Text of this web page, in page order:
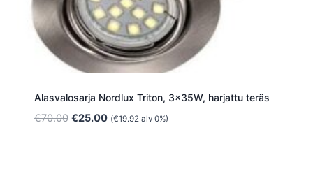
Alasvalosarja Nordlux Triton, 3x35W, harjattu teräs
€70.00 Alkuperäinen
€25.00Nykyinen
(€19.92alv 0%)